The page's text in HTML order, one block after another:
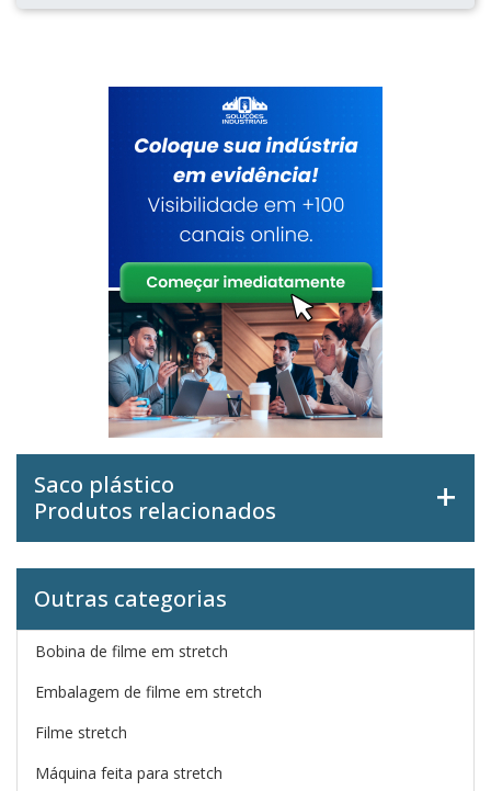
Saco plástico
Produtos relacionados
Outras categorias
Bobina de filme em stretch
Embalagem de filme em stretch
Filme stretch
Máquina feita para stretch